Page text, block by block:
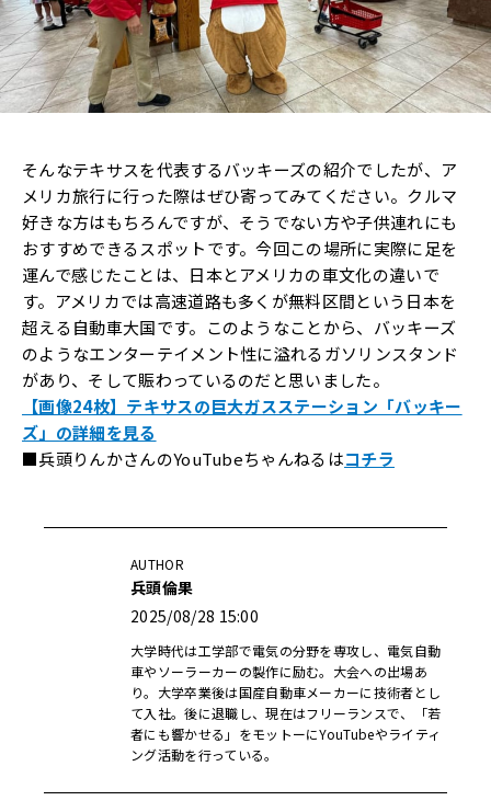
そんなテキサスを代表するバッキーズの紹介でしたが、ア
メリカ旅行に行った際はぜひ寄ってみてください。クルマ
好きな方はもちろんですが、そうでない方や子供連れにも
おすすめできるスポットです。今回この場所に実際に足を
運んで感じたことは、日本とアメリカの車文化の違いで
す。アメリカでは高速道路も多くが無料区間という日本を
超える自動車大国です。このようなことから、バッキーズ
のようなエンターテイメント性に溢れるガソリンスタンド
があり、そして賑わっているのだと思いました。
【画像24枚】テキサスの巨大ガスステーション「バッキー
ズ」の詳細を見る
■兵頭りんかさんのYouTubeちゃんねるはコチラ
AUTHOR
兵頭倫果
2025/08/28 15:00
大学時代は工学部で電気の分野を専攻し、電気自動
車やソーラーカーの製作に励む。大会への出場あ
り。大学卒業後は国産自動車メーカーに技術者とし
て入社。後に退職し、現在はフリーランスで、「若
者にも響かせる」をモットーにYouTubeやライティ
ング活動を行っている。